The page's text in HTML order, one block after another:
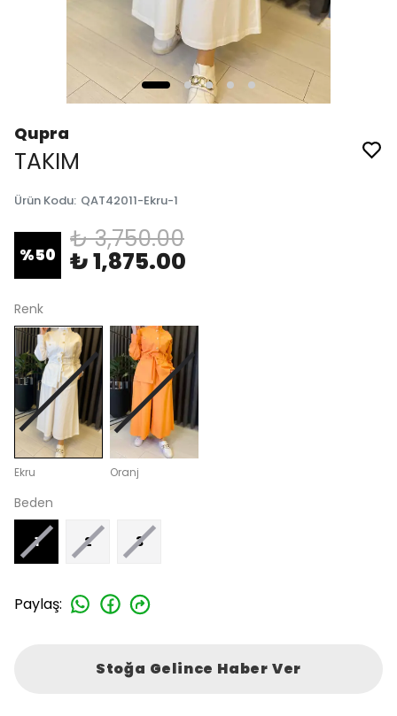
Qupra
TAKIM
Ürün Kodu: QAT42011-Ekru-1
%50
₺ 3,750.00
₺ 1,875.00
Renk
Ekru Oranj
Beden
1 2 3
Paylaş:
Stoğa Gelince Haber Ver